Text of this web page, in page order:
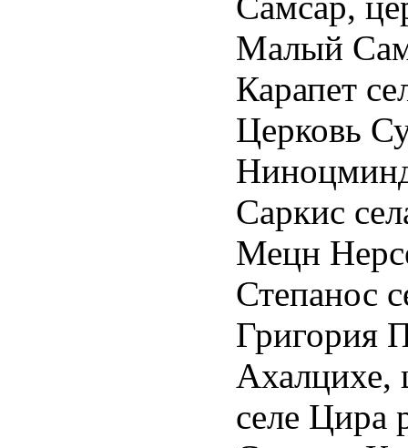
Малый
Карапет
Церковь
Саркис
Мецн
Степанос
Григория
Ахалцихе,
селе Цира